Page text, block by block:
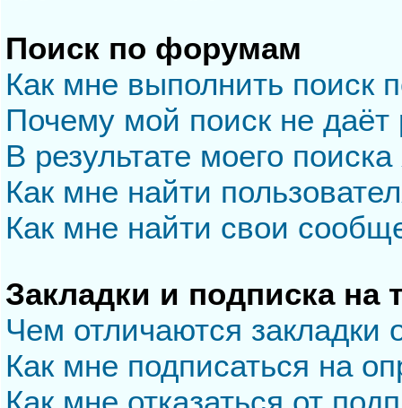
Поиск по форумам
Как мне выполнить
Почему мой поиск не даёт
В результате моего
Как мне найти
Как мне найти свои
Закладки и подписка на
Чем отличаются закладки
Как мне подписаться на